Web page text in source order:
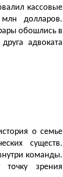
кассовые
долларов.
обошлись в
адвоката
о семье
существ.
команды.
точку зрения